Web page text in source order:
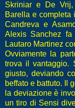
Skriniar e De Vrij,
Barella e completa
Candreva e
Alexis Sanchez
Lautaro Martinez
Ovviamente la
trova il vantaggio.
giusto, deviando
beffato e battuto. Il
la deviazione è
un tiro di Sensi